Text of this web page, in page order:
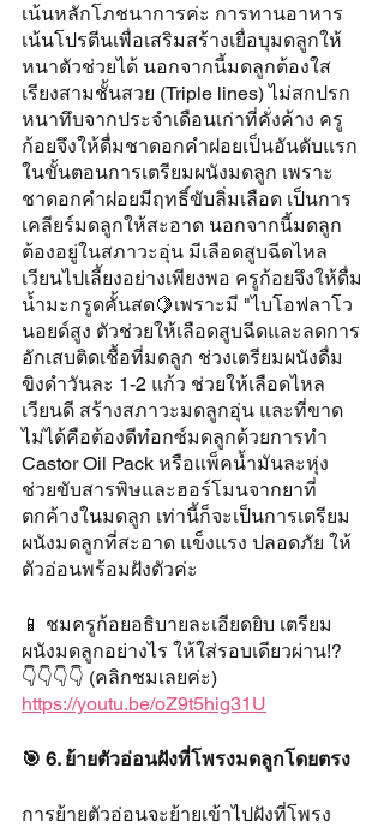
เน้นหลักโภชนาการค่ะ การทานอาหาร
เน้นโปรตีนเพื่อเสริมสร้างเยื่อบุมดลูกให้
หนาตัวช่วยได้ นอกจากนี้มดลูกต้องใส
เรียงสามชั้นสวย (Triple lines) ไม่สกปรก
หนาทึบจากประจำเดือนเก่าที่คั่งค้าง ครู
ก้อยจึงให้ดื่มชาดอกคำฝอยเป็นอันดับแรก
ในขั้นตอนการเตรียมผนังมดลูก เพราะ
ชาดอกคำฝอยมีฤทธิ์ขับลิ่มเลือด เป็นการ
เคลียร์มดลูกให้สะอาด นอกจากนี้มดลูก
ต้องอยู่ในสภาวะอุ่น มีเลือดสูบฉีดไหล
เวียนไปเลี้ยงอย่างเพียงพอ ครูก้อยจึงให้ดื่ม
น้ำมะกรูดคั้นสด🍋เพราะมี "ไบโอฟลาโว
นอยด์สูง ตัวช่วยให้เลือดสูบฉีดและลดการ
อักเสบติดเชื้อที่มดลูก ช่วงเตรียมผนังดื่ม
ขิงดำวันละ 1-2 แก้ว ช่วยให้เลือดไหล
เวียนดี สร้างสภาวะมดลูกอุ่น และที่ขาด
ไม่ได้คือต้องดีท๋อกซ์มดลูกด้วยการทำ
Castor Oil Pack หรือแพ็คน้ำมันละหุ่ง
ช่วยขับสารพิษและฮอร์โมนจากยาที่
ตกค้างในมดลูก เท่านี้ก็จะเป็นการเตรียม
ผนังมดลูกที่สะอาด แข็งแรง ปลอดภัย ให้
ตัวอ่อนพร้อมฝังตัวค่ะ
📱 ชมครูก้อยอธิบายละเอียดยิบ เตรียม
ผนังมดลูกอย่างไร ให้ใส่รอบเดียวผ่าน!?
👇👇👇👇 (คลิกชมเลยค่ะ)
https://youtu.be/oZ9t5hig31U
🎯 6. ย้ายตัวอ่อนฝังที่โพรงมดลูกโดยตรง
การย้ายตัวอ่อนจะย้ายเข้าไปฝังที่โพรง